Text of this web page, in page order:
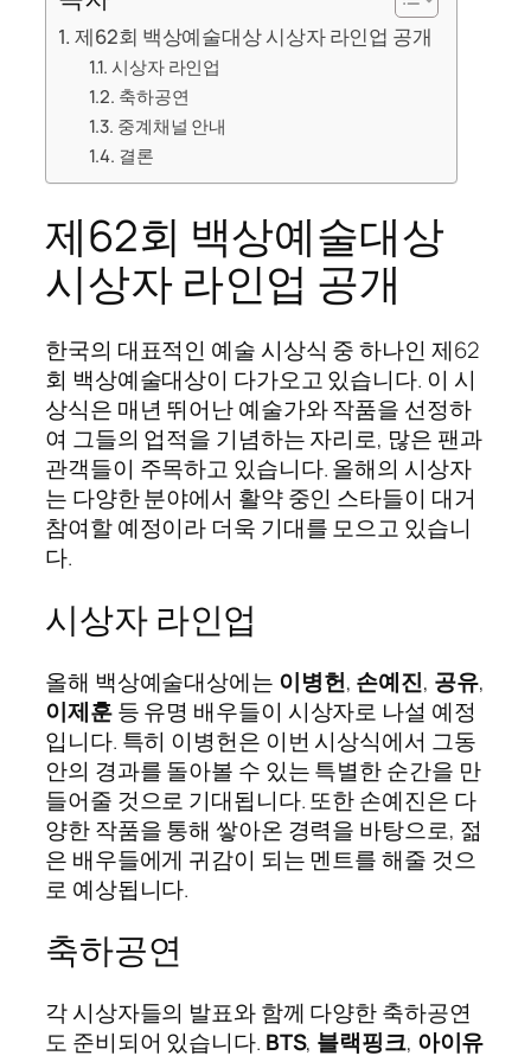
제62회 백상예술대상 시상자 라인업 공개
시상자 라인업
축하공연
중계채널 안내
결론
제62회 백상예술대상
시상자 라인업 공개
한국의 대표적인 예술 시상식 중 하나인 제62
회 백상예술대상이 다가오고 있습니다. 이 시
상식은 매년 뛰어난 예술가와 작품을 선정하
여 그들의 업적을 기념하는 자리로, 많은 팬과
관객들이 주목하고 있습니다. 올해의 시상자
는 다양한 분야에서 활약 중인 스타들이 대거
참여할 예정이라 더욱 기대를 모으고 있습니
다.
시상자 라인업
올해 백상예술대상에는 이병헌, 손예진, 공유,
이제훈등 유명 배우들이 시상자로 나설 예정
입니다. 특히 이병헌은 이번 시상식에서 그동
안의 경과를 돌아볼 수 있는 특별한 순간을 만
들어줄 것으로 기대됩니다. 또한 손예진은 다
양한 작품을 통해 쌓아온 경력을 바탕으로, 젊
은 배우들에게 귀감이 되는 멘트를 해줄 것으
로 예상됩니다.
축하공연
각 시상자들의 발표와 함께 다양한 축하공연
도 준비되어 있습니다. BTS, 블랙핑크, 아이유